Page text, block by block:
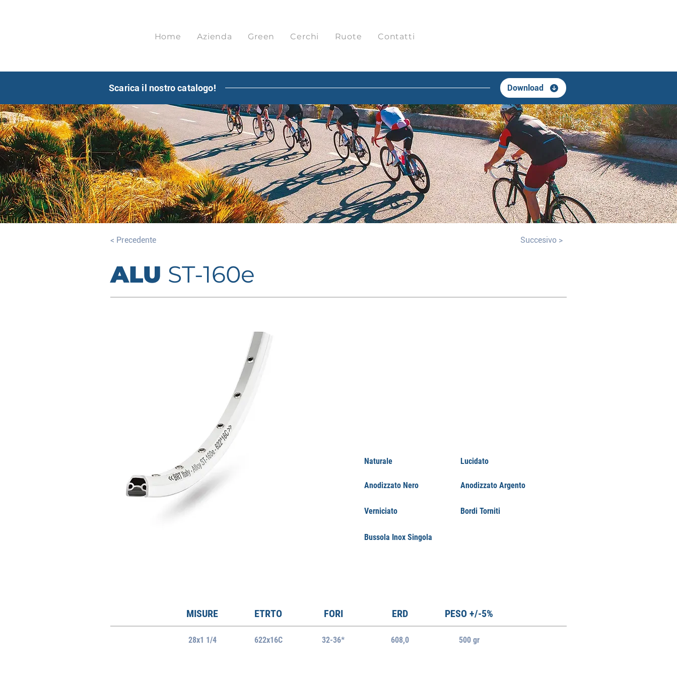
Home Azienda Green Cerchi Ruote Contatti
Scarica il nostro catalogo! Download
< Precedente Succesivo >
ALU ST-160e
Naturale
Anodizzato Nero
Verniciato
Lucidato
Anodizzato Argento
Bordi Torniti
Bussola Inox Singola
MISURE ETRTO FORI ERD PESO +/-5%
28x1 1/4 622x16C 32-36* 608,0 500 gr